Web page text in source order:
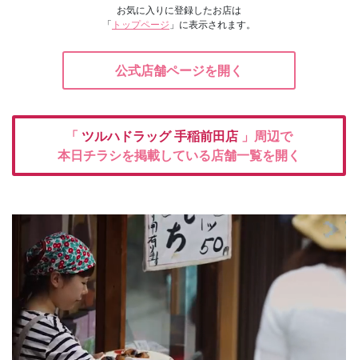
お気に入りに登録したお店は
「 トップページ 」に表示されます。
公式店舗ページを開く
「 ツルハドラッグ手稲前田店 」周辺で
本日チラシを掲載している店舗一覧を開く